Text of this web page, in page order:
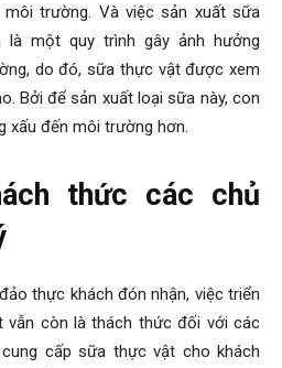
trường. Và việc sản xuất sữa
một quy trình gây ảnh hưởng
do đó, sữa thực vật được xem
Bởi để sản xuất loại sữa này, con
xấu đến môi trường hơn.
thức các chủ
thực khách đón nhận, việc triển
vẫn còn là thách thức đối với các
cấp sữa thực vật cho khách